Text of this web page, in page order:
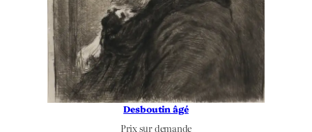
Desboutin âgé
Prix sur demande